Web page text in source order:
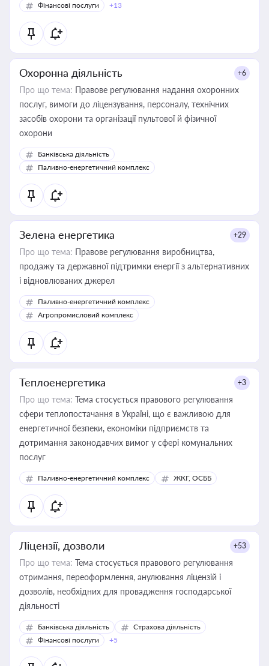
Фінансові послуги +13
Охоронна діяльність +6
Про що тема: Правове регулювання надання охоронних
послуг, вимоги до ліцензування, персоналу, технічних
засобів охорони та організації пультової й фізичної
охорони
Банківська діяльність
Паливно-енергетичний комплекс
Зелена енергетика +29
Про що тема: Правове регулювання виробництва,
продажу та державної підтримки енергії з альтернативних
і відновлюваних джерел
Паливно-енергетичний комплекс
Агропромисловий комплекс
Теплоенергетика +3
Про що тема: Тема стосується правового регулювання
сфери теплопостачання в Україні, що є важливою для
енергетичної безпеки, економіки підприємств та
дотримання законодавчих вимог у сфері комунальних
послуг
Паливно-енергетичний комплекс ЖКГ, ОСББ
Ліцензії, дозволи +53
Про що тема: Тема стосується правового регулювання
отримання, переоформлення, анулювання ліцензій і
дозволів, необхідних для провадження господарської
діяльності
Банківська діяльність
Страхова діяльність
Фінансові послуги
+5